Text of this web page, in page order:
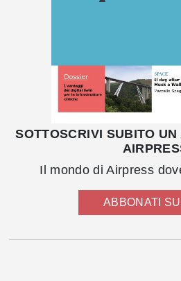
SOTTOSCRIVI SUBITO
Il mondo di Airpress
ABBONATI